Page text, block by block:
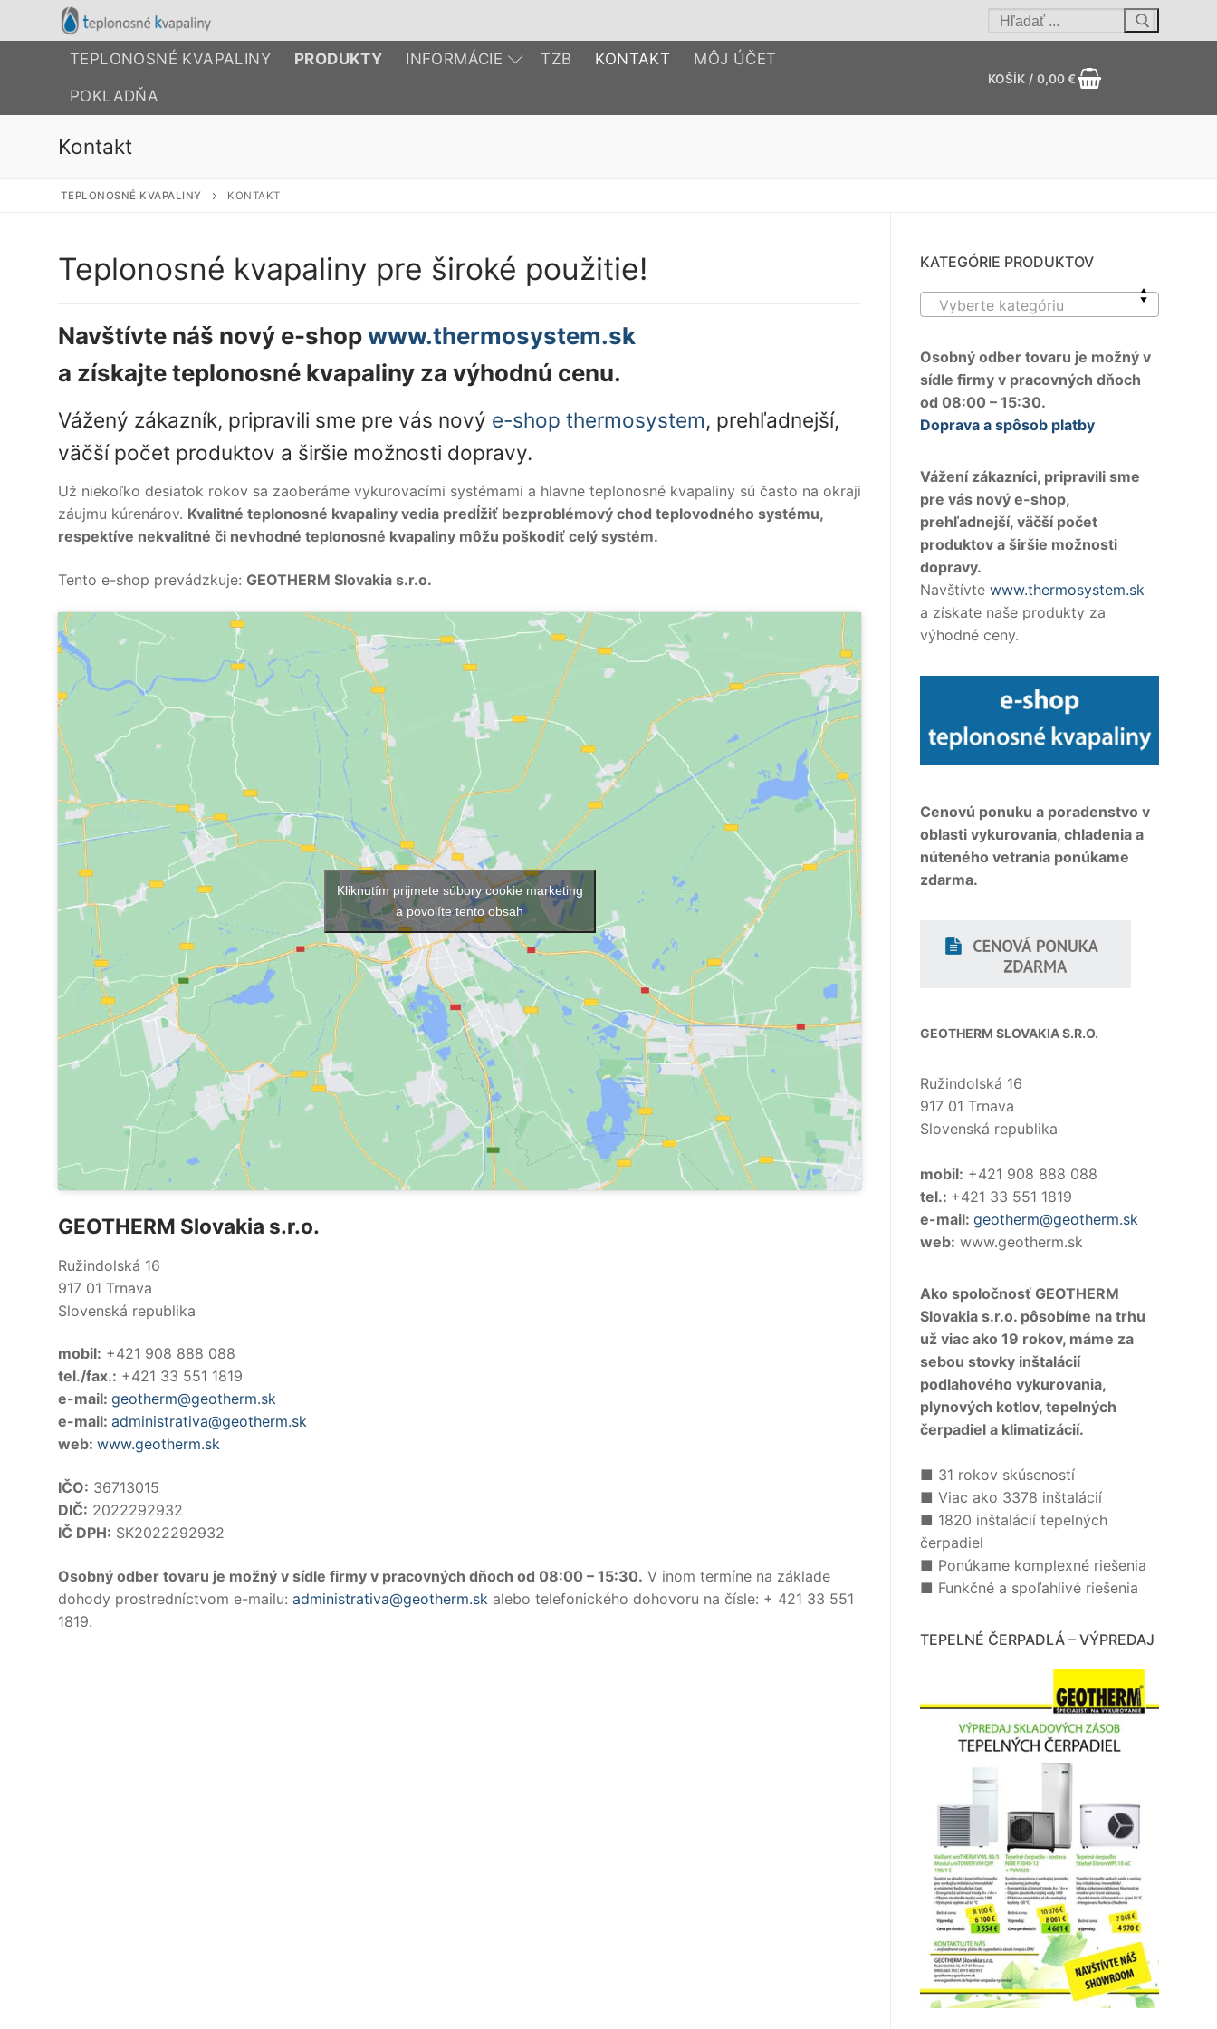
Preskočiť
Hľadať:
TEPLONOSNÉ KVAPALINY PRODUKTY INFORMÁCIE TZB KONTAKT MÔJ ÚČET
POKLADŇA
KOŠÍK / 0,00€
Kontakt
TEPLONOSNÉ KVAPALINY KONTAKT
Teplonosné kvapaliny pre široké použitie!
Navštívte náš nový e-shopwww.thermosystem.sk
a získajte teplonosné kvapaliny za výhodnú cenu.
Vážený zákazník, pripravili sme pre vás nový e-shop thermosystem, prehľadnejší,
väčší počet produktov a širšie možnosti dopravy.
Už niekoľko desiatok rokov sa zaoberáme vykurovacími systémami a hlavne teplonosné kvapaliny sú často na okraji
záujmu kúrenárov. Kvalitné teplonosné kvapaliny vedia predĺžiť bezproblémový chod teplovodného systému,
respektíve nekvalitné či nevhodné teplonosné kvapaliny môžu poškodiť celý systém.
Tento e-shop prevádzkuje: GEOTHERM Slovakia s.r.o.
Kliknutím prijmete súbory cookie marketing
a povolíte tento obsah
GEOTHERM Slovakia s.r.o.
Ružindolská 16
917 01 Trnava
Slovenská republika
mobil: +421 908 888 088
tel./fax.: +421 33 551 1819
e-mail: geotherm@geotherm.sk
e-mail: administrativa@geotherm.sk
web: www.geotherm.sk
IČO: 36713015
DIČ: 2022292932
IČ DPH: SK2022292932
Osobný odber tovaru je možný v sídle firmy v pracovných dňoch od 08:00 – 15:30. V inom termíne na základe
dohody prostredníctvom e-mailu: administrativa@geotherm.sk alebo telefonického dohovoru na čísle: + 421 33 551
1819.
KATEGÓRIE PRODUKTOV
Vyberte kategóriu
Osobný odber tovaru je možný v
sídle firmy v pracovných dňoch
od 08:00 – 15:30.
Doprava a spôsob platby
Vážení zákazníci, pripravili sme
pre vás nový e-shop,
prehľadnejší, väčší počet
produktov a širšie možnosti
dopravy.
Navštívte www.thermosystem.sk
a získate naše produkty za
výhodné ceny.
Cenovú ponuku a poradenstvo v
oblasti vykurovania, chladenia a
núteného vetrania ponúkame
zdarma.
GEOTHERM SLOVAKIA S.R.O.
Ružindolská 16
917 01 Trnava
Slovenská republika
mobil: +421 908 888 088
tel.: +421 33 551 1819
e-mail: geotherm@geotherm.sk
web: www.geotherm.sk
Ako spoločnosť GEOTHERM
Slovakia s.r.o. pôsobíme na trhu
už viac ako 19 rokov, máme za
sebou stovky inštalácií
podlahového vykurovania,
plynových kotlov, tepelných
čerpadiel a klimatizácií.
■ 31 rokov skúseností
■ Viac ako 3378 inštalácií
■ 1820 inštalácií tepelných
čerpadiel
■ Ponúkame komplexné riešenia
■ Funkčné a spoľahlivé riešenia
TEPELNÉ ČERPADLÁ – VÝPREDAJ